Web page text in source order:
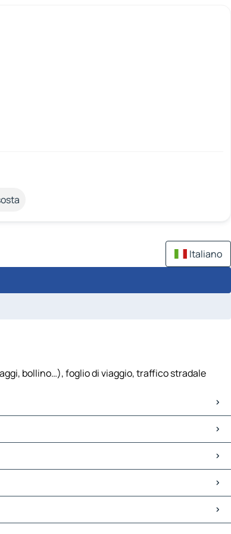
Italiano
bollino…), foglio di viaggio, traffico stradale